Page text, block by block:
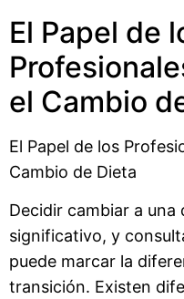
El Papel de
el Cambio
El Papel de los
Cambio de Dieta
Decidir cambiar a una
significativo, y
puede marcar la
transición. Existen